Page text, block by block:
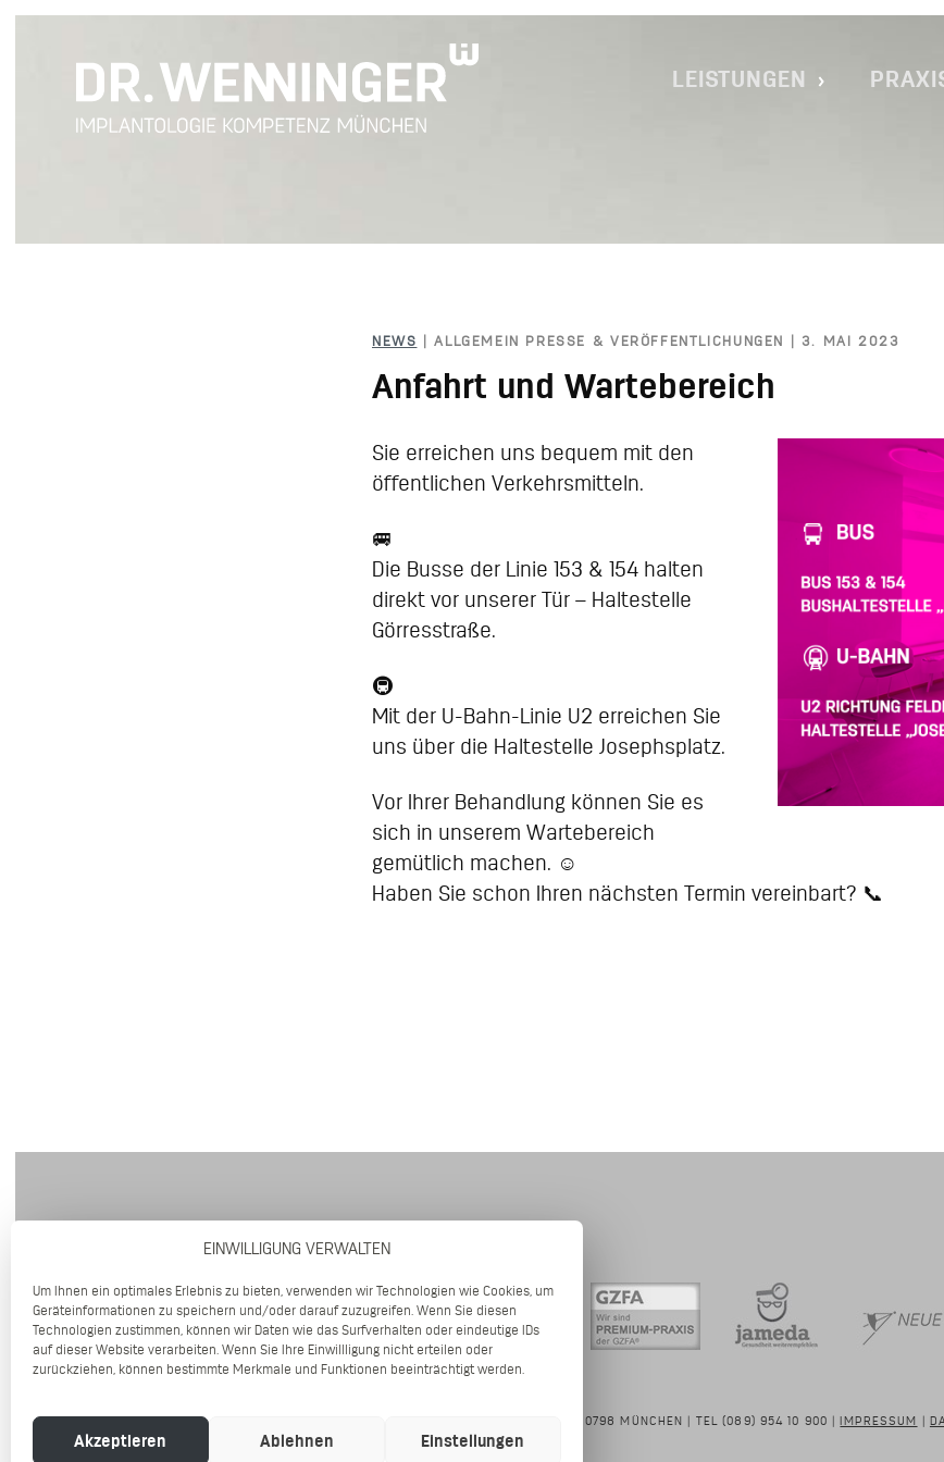
EINWILLIGUNG VERWALTEN
Um Ihnen ein optimales Erlebnis zu bieten, verwenden wir Technologien wie Cookies, um
Geräteinformationen zu speichern und/oder darauf zuzugreifen. Wenn Sie diesen
Technologien zustimmen, können wir Daten wie das Surfverhalten oder eindeutige IDs
auf dieser Website verarbeiten. Wenn Sie Ihre Einwillligung nicht erteilen oder
zurückziehen, können bestimmte Merkmale und Funktionen beeinträchtigt werden.
Akzeptieren Ablehnen Einstellungen
LEISTUNGEN
NEWS | ALLGEMEIN PRESSE & VERÖFFENTLICHUNGEN | 3. MAI 2023
Anfahrt und Wartebereich
Sie erreichen uns bequem mit den
öffentlichen Verkehrsmitteln.
🚐
Die Busse der Linie 153 & 154 halten
direkt vor unserer Tür – Haltestelle
Görresstraße.
🚇
Mit der U-Bahn-Linie U2 erreichen Sie
uns über die Haltestelle Josephsplatz.
Vor Ihrer Behandlung können Sie es
sich in unserem Wartebereich
gemütlich machen. ☺️
Haben Sie schon Ihren nächsten Termin vereinbart? 📞
©2026 DR. WENNINGER IMPLANTOLOGIE | GÖRRESSTRASSE 39 | 80798 MÜNCHEN | TEL (089) 954 10 900 | IMPRESSUM |